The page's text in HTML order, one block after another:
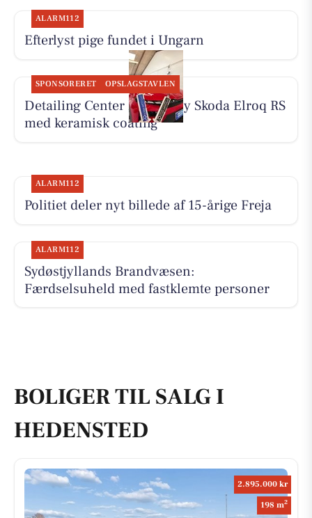
ALARM112
Efterlyst pige fundet i Ungarn
SPONSORERET OPSLAGSTAVLEN
Detailing Center klargør ny Skoda Elroq RS
med keramisk coating
ALARM112
Politiet deler nyt billede af 15-årige Freja
ALARM112
Sydøstjyllands Brandvæsen:
Færdselsuheld med fastklemte personer
BOLIGER TIL SALG I
HEDENSTED
2.895.000 kr
198 m2